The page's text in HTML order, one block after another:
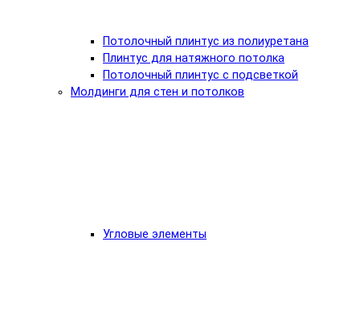
Потолочный плинтус из полиуретана
Плинтус для натяжного потолка
Потолочный плинтус с подсветкой
Молдинги для стен и потолков
Угловые элементы